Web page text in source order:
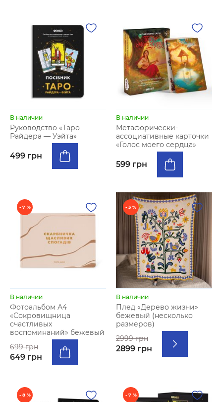
В наличии
Руководство «Таро
Райдера — Уэйта»
499 грн
В наличии
Метафорически-
ассоциативные карточки
«Голос моего сердца»
599 грн
- 7 %
В наличии
Фотоальбом А4
«Сокровищница
счастливых
воспоминаний» бежевый
699 грн
649 грн
- 3 %
В наличии
Плед «Дерево жизни»
бежевый (несколько
размеров)
2999 грн
2899 грн
- 8 % - 7 %